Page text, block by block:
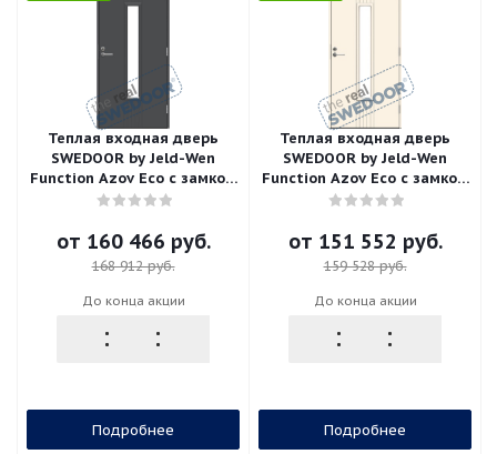
Теплая входная дверь
SWEDOOR by Jeld-Wen
Function Azov Eco с замком
ASSA 565, тёмно-серая
от 160 466 руб.
168 912 руб.
До конца акции
Подробнее
Теплая входная дверь
SWEDOOR by Jeld-Wen
Function Azov Eco с замком
ASSA 565, белая
от 151 552 руб.
159 528 руб.
До конца акции
Подробнее